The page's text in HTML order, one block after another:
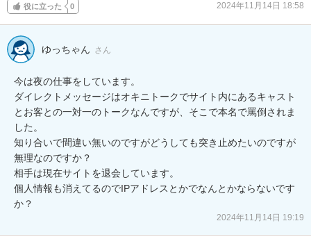
役に立った 0 2024年11月14日 18:58
ゆっちゃん さん
今は夜の仕事をしています。
ダイレクトメッセージはオキニトークでサイト内にあるキャスト
とお客との一対一のトークなんですが、そこで本名で罵倒されま
した。
知り合いで間違い無いのですがどうしても突き止めたいのですが
無理なのですか？
相手は現在サイトを退会しています。
個人情報も消えてるのでIPアドレスとかでなんとかならないです
か？
2024年11月14日 19:19